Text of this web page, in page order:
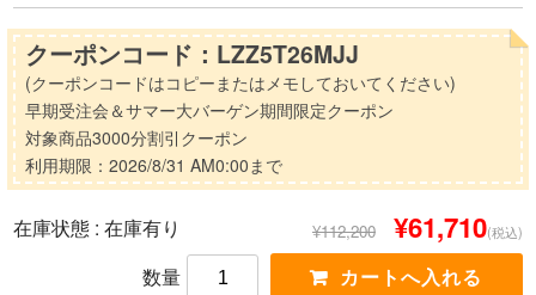
クーポンコード：LZZ5T26MJJ
(クーポンコードはコピーまたはメモしておいてください)
早期受注会＆サマー大バーゲン期間限定クーポン
対象商品3000分割引クーポン
利用期限：2026/8/31 AM0:00まで
在庫状態 :在庫有り ¥112,200 ¥61,710(税込)
数量